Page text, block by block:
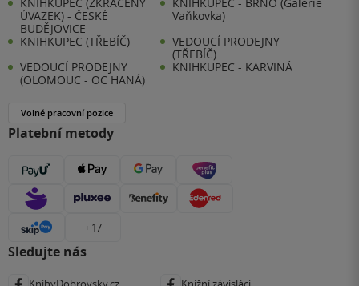
ÚVAZEK) - ČESKÉ
BUDĚJOVICE
Vaňkovka)
KNIHKUPEC (TŘEBÍČ)
VEDOUCÍ PRODEJNY
(TŘEBÍČ)
VEDOUCÍ PRODEJNY
(OLOMOUC - OC HANÁ)
KNIHKUPEC - KARVINÁ
Volné pracovní pozice
Platební metody
+ 17
Sledujte nás